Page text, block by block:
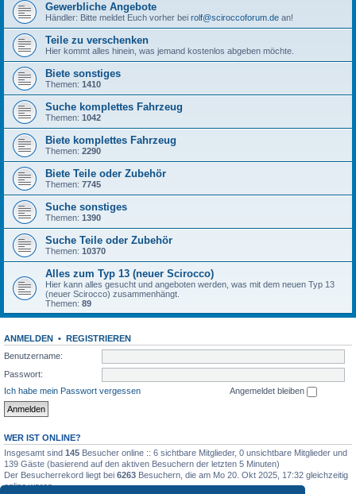
Gewerbliche Angebote
Händler: Bitte meldet Euch vorher bei rolf@sciroccoforum.de an!
Teile zu verschenken
Hier kommt alles hinein, was jemand kostenlos abgeben möchte.
Biete sonstiges
Themen: 1410
Suche komplettes Fahrzeug
Themen: 1042
Biete komplettes Fahrzeug
Themen: 2290
Biete Teile oder Zubehör
Themen: 7745
Suche sonstiges
Themen: 1390
Suche Teile oder Zubehör
Themen: 10370
Alles zum Typ 13 (neuer Scirocco)
Hier kann alles gesucht und angeboten werden, was mit dem neuen Typ 13
(neuer Scirocco) zusammenhängt.
Themen: 89
ANMELDEN • REGISTRIEREN
Benutzername:
Passwort:
Ich habe mein Passwort vergessen
Angemeldet bleiben
WER IST ONLINE?
Insgesamt sind 145 Besucher online :: 6 sichtbare Mitglieder, 0 unsichtbare Mitglieder und
139 Gäste (basierend auf den aktiven Besuchern der letzten 5 Minuten)
Der Besucherrekord liegt bei 6263 Besuchern, die am Mo 20. Okt 2025, 17:32 gleichzeitig
online waren.